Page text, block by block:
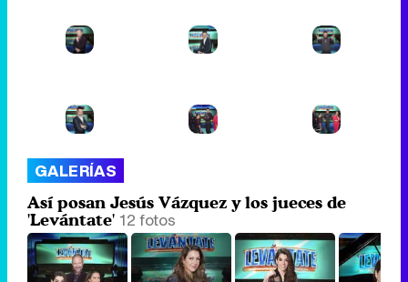
GALERÍAS
Así posan Jesús Vázquez y los jueces de
'Levántate' 12 fotos